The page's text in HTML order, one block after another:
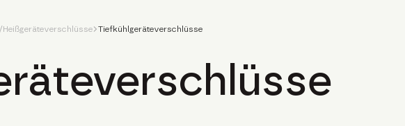
Tiefkühlgeräteverschlüsse